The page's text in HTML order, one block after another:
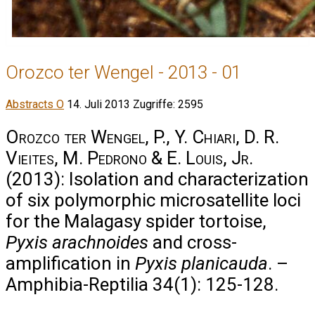
Orozco ter Wengel - 2013 - 01
Abstracts O 14. Juli 2013 Zugriffe: 2595
Orozco ter Wengel, P., Y. Chiari, D. R.
Vieites, M. Pedrono & E. Louis, Jr.
(2013): Isolation and characterization
of six polymorphic microsatellite loci
for the Malagasy spider tortoise,
Pyxis arachnoides and cross-
amplification in Pyxis planicauda. –
Amphibia-Reptilia 34(1): 125-128.